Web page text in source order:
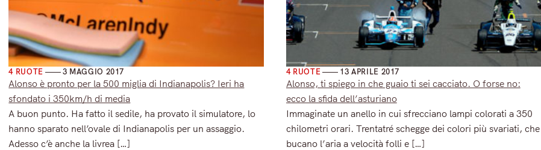
4 RUOTE 3 MAGGIO 2017
Alonso è pronto per la 500 miglia di Indianapolis? Ieri ha
sfondato i 350km/h di media
A buon punto. Ha fatto il sedile, ha provato il simulatore, lo
hanno sparato nell’ovale di Indianapolis per un assaggio.
Adesso c’è anche la livrea […]
4 RUOTE 13 APRILE 2017
Alonso, ti spiego in che guaio ti sei cacciato. O forse no:
ecco la sfida dell’asturiano
Immaginate un anello in cui sfrecciano lampi colorati a 350
chilometri orari. Trentatré schegge dei colori più svariati, che
bucano l’aria a velocità folli e […]